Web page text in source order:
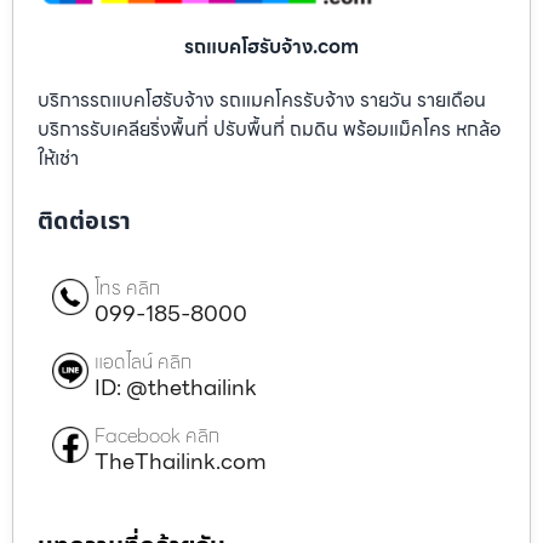
รถแบคโฮรับจ้าง.com
บริการรถแบคโฮรับจ้าง รถแมคโครรับจ้าง รายวัน รายเดือน
บริการรับเคลียริ่งพื้นที่ ปรับพื้นที่ ถมดิน พร้อมแม็คโคร หกล้อ
ให้เช่า
ติดต่อเรา
โทร คลิก
099-185-8000
แอดไลน์ คลิก
ID: @thethailink
Facebook คลิก
TheThailink.com